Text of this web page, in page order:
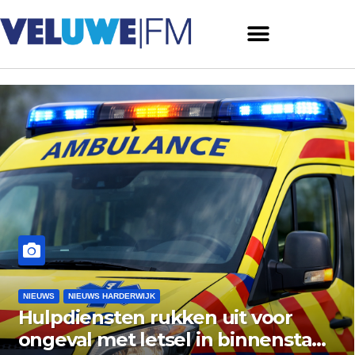
uit voor
binnenstad
NIEUWS NIEUWS ERMELO
Gemeente Ermelo
vishandel af: